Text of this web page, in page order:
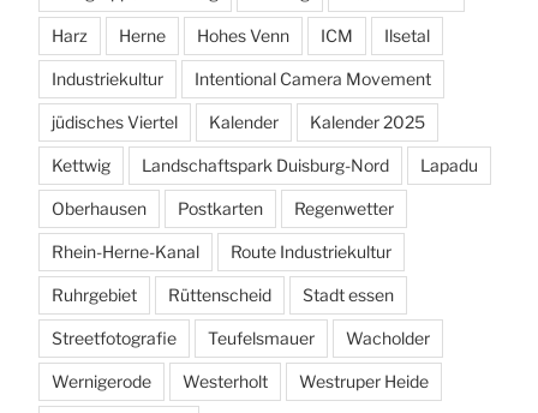
Harz Herne Hohes Venn ICM Ilsetal
Industriekultur Intentional Camera Movement
jüdisches Viertel Kalender Kalender 2025
Kettwig Landschaftspark Duisburg-Nord Lapadu
Oberhausen Postkarten Regenwetter
Rhein-Herne-Kanal Route Industriekultur
Ruhrgebiet Rüttenscheid Stadt essen
Streetfotografie Teufelsmauer Wacholder
Wernigerode Westerholt Westruper Heide